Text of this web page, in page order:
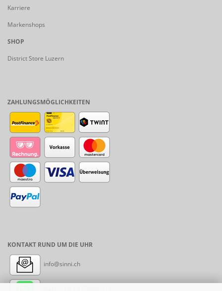
Karriere
Markenshops
SHOP
District Store Luzern
ZAHLUNGSMÖGLICHKEITEN
KONTAKT RUND UM DIE UHR
info@sinni.ch